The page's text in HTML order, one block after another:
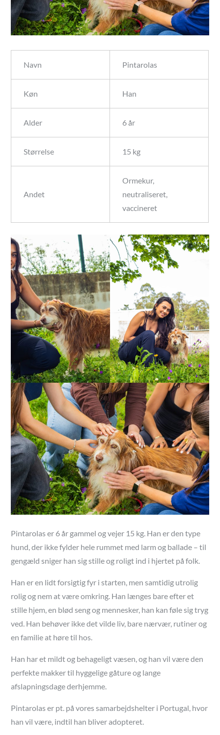
Navn Pintarolas
Køn Han
Alder 6 år
Størrelse 15 kg
Andet
Ormekur,
neutraliseret,
vaccineret
Pintarolas er 6 år gammel og vejer 15 kg. Han er den type
hund, der ikke fylder hele rummet med larm og ballade – til
gengæld sniger han sig stille og roligt ind i hjertet på folk.
Han er en lidt forsigtig fyr i starten, men samtidig utrolig
rolig og nem at være omkring. Han længes bare efter et
stille hjem, en blød seng og mennesker, han kan føle sig tryg
ved. Han behøver ikke det vilde liv, bare nærvær, rutiner og
en familie at høre til hos.
Han har et mildt og behageligt væsen, og han vil være den
perfekte makker til hyggelige gåture og lange
afslapningsdage derhjemme.
Pintarolas er pt. på vores samarbejdshelter i Portugal, hvor
han vil være, indtil han bliver adopteret.